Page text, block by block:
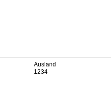
Ausland
1234